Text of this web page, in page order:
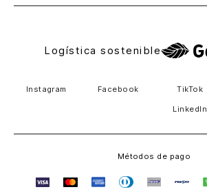
Logística sostenible
Instagram Facebook TikTok
LinkedIn
Métodos de pago